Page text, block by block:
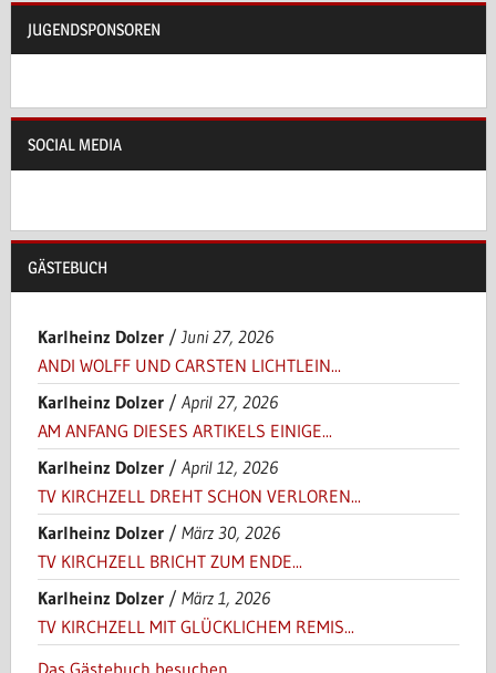
JUGENDSPONSOREN
SOCIAL MEDIA
GÄSTEBUCH
Karlheinz Dolzer/Juni 27, 2026
ANDI WOLFF UND CARSTEN LICHTLEIN...
Karlheinz Dolzer/ April 27, 2026
AM ANFANG DIESES ARTIKELS EINIGE...
Karlheinz Dolzer/ April 12, 2026
TV KIRCHZELL DREHT SCHON VERLOREN...
Karlheinz Dolzer/ März 30, 2026
TV KIRCHZELL BRICHT ZUM ENDE...
Karlheinz Dolzer/ März 1, 2026
TV KIRCHZELL MIT GLÜCKLICHEM REMIS...
Das Gästebuch besuchen